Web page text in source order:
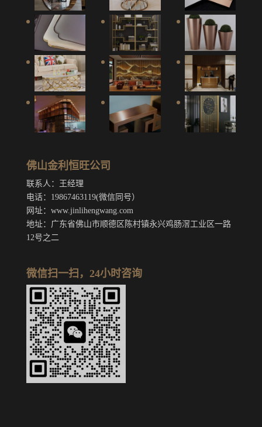
佛山金利恒旺公司
联系人：王经理
电话：19867463119(微信同号）
网址：www.jinlihengwang.com
地址：广东省佛山市顺德区陈村镇永兴鸡肠滘工业区一路
12号之二
微信扫一扫，24小时咨询